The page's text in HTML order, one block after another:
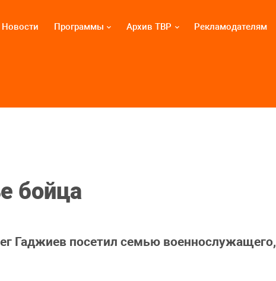
Новости Программы Архив ТВР Рекламодателям
бойца
Гаджиев посетил семью военнослужащего,